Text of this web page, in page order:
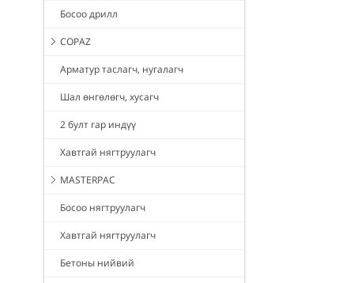
Босоо дрилл
COPAZ
Арматур таслагч, нугалагч
Шал өнгөлөгч, хусагч
2 булт гар индүү
Хавтгай нягтруулагч
MASTERPAC
Босоо нягтруулагч
Хавтгай нягтруулагч
Бетоны нийвий